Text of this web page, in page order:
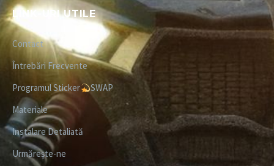
LINK-URI UTILE
Contact
Întrebări Frecvente
Programul Sticker
SWAP
Materiale
Instalare Detaliată
Urmărește-ne